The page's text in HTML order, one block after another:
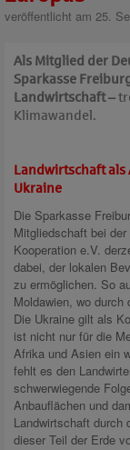
veröffentlicht am 25.
Als Mitglied der
Sparkasse
Landwirtschaft –
Klimawandel.
Landwirtschaft als
Ukraine
Die Sparkasse
Mitgliedschaft bei
Kooperation e.V.
dabei, der lokalen
zu ermöglichen. So
Moldawien, wo
Die Ukraine gilt als
ist nicht nur für die
Afrika und Asien ein
fehlt es den
schwerwiegende
Anbauflächen und
Landwirtschaft durch
dieser Teil der Erde